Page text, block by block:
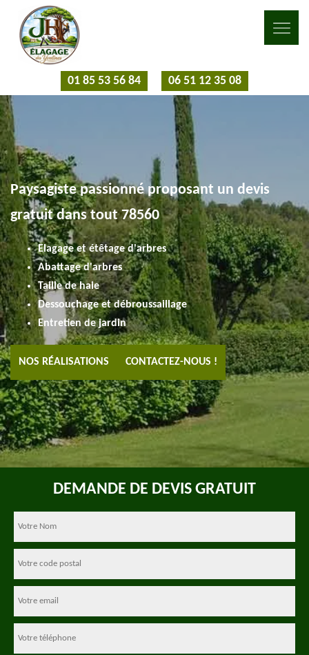
01 85 53 56 84 06 51 12 35 08
Paysagiste passionné proposant un devis
gratuit dans tout 78560
Elagage et étêtage d'arbres
Abattage d'arbres
Taille de haie
Dessouchage et débroussaillage
Entretien de jardin
NOS RÉALISATIONS CONTACTEZ-NOUS !
DEMANDE DE DEVIS GRATUIT